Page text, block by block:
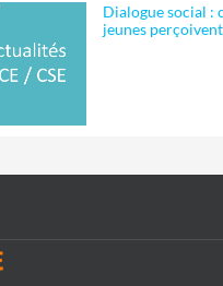
Dialogue social :
jeunes